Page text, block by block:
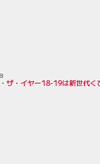
ザ・イヤー18-19は新世代く